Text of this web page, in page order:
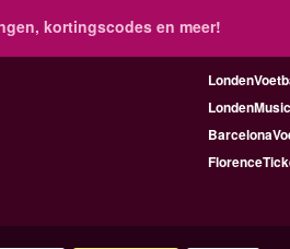
kortingscodes en meer!